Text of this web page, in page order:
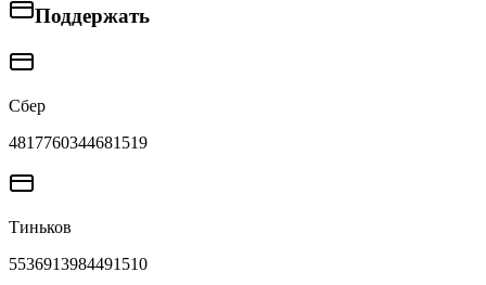
Поддержать
Сбер
4817760344681519
Тиньков
5536913984491510